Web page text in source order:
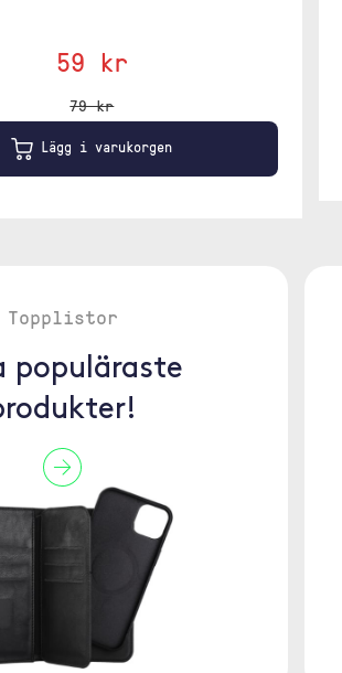
59 kr
79 kr
Lägg i varukorgen
Topplistor
populäraste